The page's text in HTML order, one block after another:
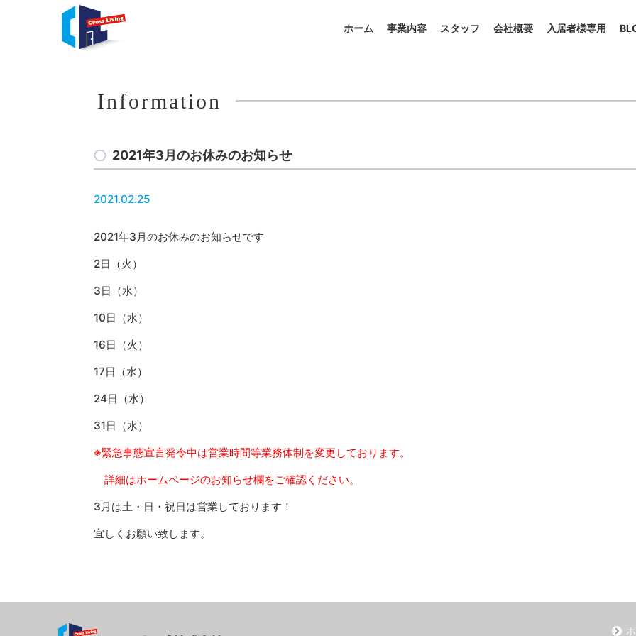
ホーム 事業内容 スタッフ 会社概要 入居者様専用
Information
2021年3月のお休みのお知らせ
2021.02.25
2021年3月のお休みのお知らせです
2日（火）
3日（水）
10日（水）
16日（火）
17日（水）
24日（水）
31日（水）
※緊急事態宣言発令中は営業時間等業務体制を変更しております。
詳細はホームページのお知らせ欄をご確認ください。
3月は土・日・祝日は営業しております！
宜しくお願い致します。